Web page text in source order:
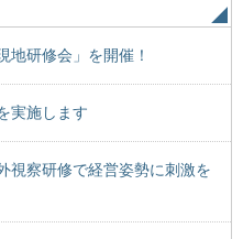
地研修会」を開催！
実施します
視察研修で経営姿勢に刺激を